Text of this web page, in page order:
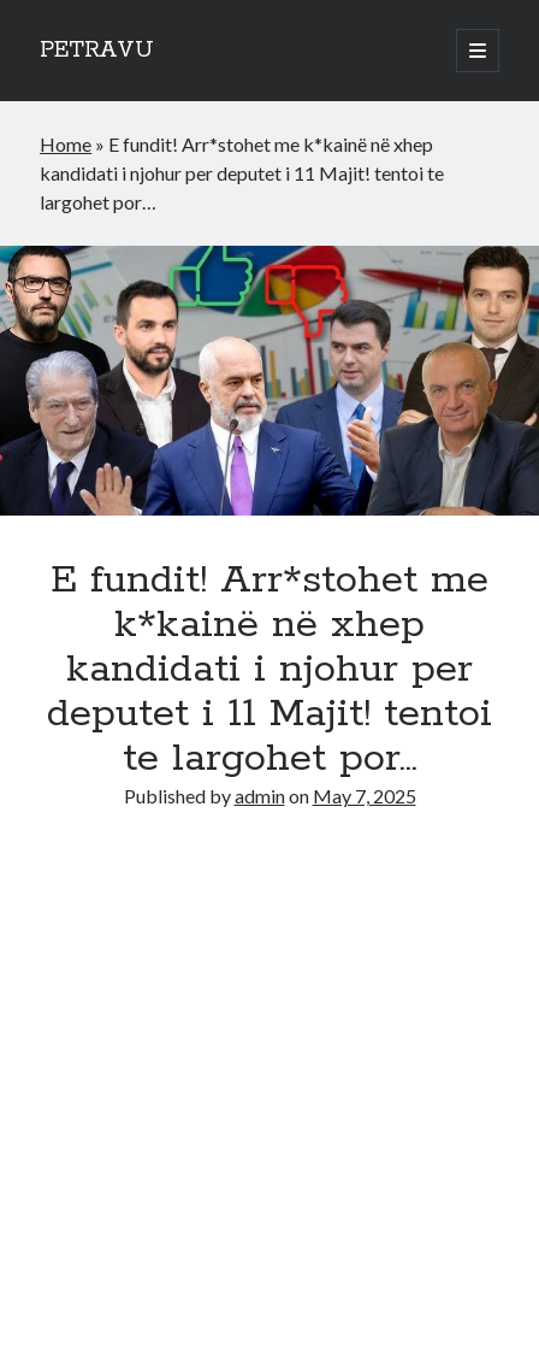
PETRAVU
open
primary
Sidebar
Bank
Credit Cards
Uncategorized
Home » E fundit! Arr*stohet me k*kainë në xhep
kandidati i njohur per deputet i 11 Majit! tentoi te
largohet por…
E fundit! Arr*stohet me
k*kainë në xhep
kandidati i njohur per
deputet i 11 Majit! tentoi
te largohet por…
Published byadminon May 7, 2025